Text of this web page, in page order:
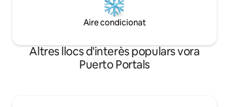
Aire condicionat
Altres llocs d'interès populars vora
Puerto Portals